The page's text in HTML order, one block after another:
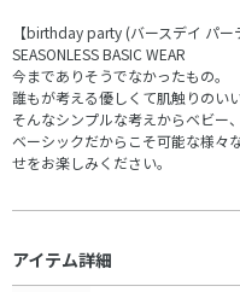
【birthday party (バースデイ パー
SEASONLESS BASIC WEAR
今までありそうでなかったもの。
誰もが考える優しくて肌触りのい
そんなシンプルな考えからベビー
ベーシックだからこそ可能な様々
せをお楽しみください。
アイテム詳細